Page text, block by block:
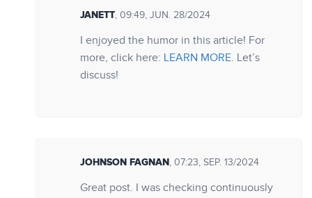
JANETT, 09:49, JUN. 28/2024
I enjoyed the humor in this article! For
more, click here: LEARN MORE. Let’s
discuss!
JOHNSON FAGNAN, 07:23, SEP. 13/2024
Great post. I was checking continuously